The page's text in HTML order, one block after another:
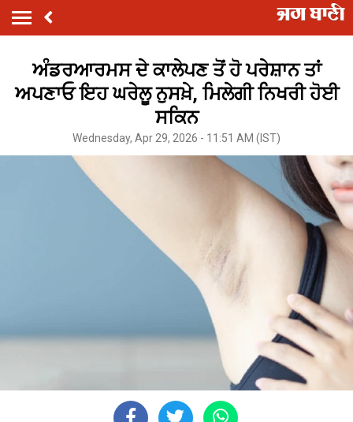
ਅੰਡਰਆਰਮਸ ਦੇ ਕਾਲੇਪਣ ਤੋਂ ਹੋ ਪਰੇਸ਼ਾਨ ਤਾਂ
ਅਪਣਾਓ ਇਹ ਘਰੇਲੂ ਨੁਸਖ਼ੇ, ਮਿਲੇਗੀ ਨਿਖਰੀ ਹੋਈ
ਸਕਿਨ
Wednesday, Apr 29, 2026 - 11:51 AM (IST)